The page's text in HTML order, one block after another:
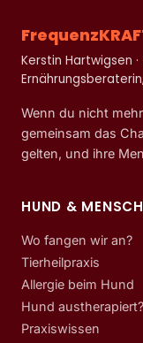
Kerstin Hartwigsen
Wenn du nicht
gemeinsam das
gelten, und ihre
HUND & MENSCH
Wo fangen wir an?
Tierheilpraxis
Allergie beim Hund
Hund austherapiert?
Praxiswissen